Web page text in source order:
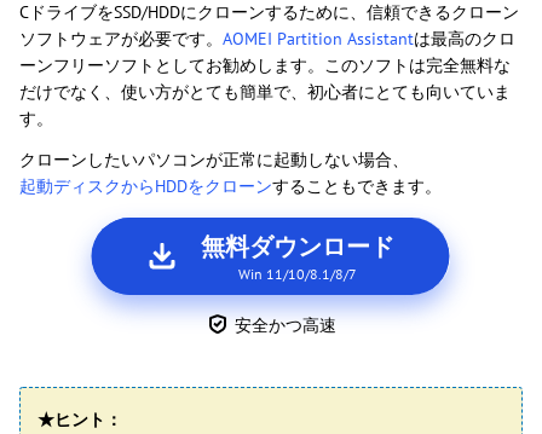
CドライブをSSD/HDDにクローンするために、信頼できるクローン
ソフトウェアが必要です。 AOMEI Partition Assistantは最高のクロ
ーンフリーソフトとしてお勧めします。このソフトは完全無料な
だけでなく、使い方がとても簡単で、初心者にとても向いていま
す。
クローンしたいパソコンが正常に起動しない場合、
起動ディスクからHDDをクローンすることもできます。
無料ダウンロード
Win 11/10/8.1/8/7
安全かつ高速
★ヒント：